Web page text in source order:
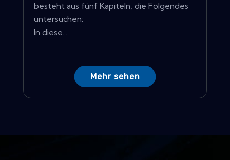
besteht aus fünf Kapiteln, die Folgendes
untersuchen:
In diese...
Mehr sehen